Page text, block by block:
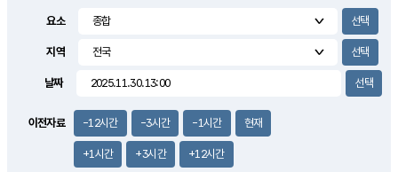
2.0m/s
요소
지역
날짜
이전자료 -12시간 -3시간 -1시간 현재
+1시간 +3시간 +12시간